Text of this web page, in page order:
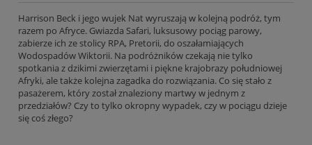
Harrison Beck i jego wujek Nat wyruszają w kolejną podróż, tym
razem po Afryce. Gwiazda Safari, luksusowy pociąg parowy,
zabierze ich ze stolicy RPA, Pretorii, do oszałamiających
Wodospadów Wiktorii. Na podróżników czekają nie tylko
spotkania z dzikimi zwierzętami i piękne krajobrazy południowej
Afryki, ale także kolejna zagadka do rozwiązania. Co się stało z
pasażerem, który został znaleziony martwy w jednym z
przedziałów? Czy to tylko okropny wypadek, czy w pociągu dzieje
się coś złego?